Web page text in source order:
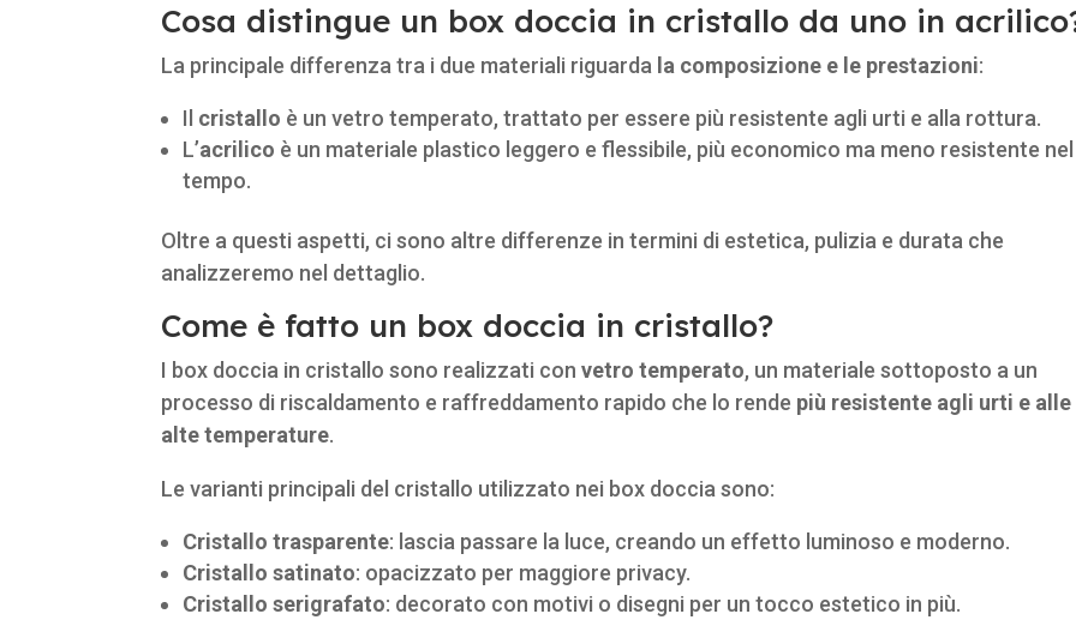
Cosa distingue un box doccia in cristallo da uno in
La principale differenza tra i due materiali riguarda la composizione e le prestazioni:
Il cristallo è un vetro temperato, trattato per essere più resistente agli urti e alla rottura.
L’acrilico è un materiale plastico leggero e flessibile, più economico ma meno resistente nel
tempo.
Oltre a questi aspetti, ci sono altre differenze in termini di estetica, pulizia e durata che
analizzeremo nel dettaglio.
Come è fatto un box doccia in cristallo?
I box doccia in cristallo sono realizzati convetro temperato, un materiale sottoposto a un
processo di riscaldamento e raffreddamento rapido che lo rende più resistente agli urti e alle
alte temperature.
Le varianti principali del cristallo utilizzato nei box doccia sono:
Cristallo trasparente: lascia passare la luce, creando un effetto luminoso e moderno.
Cristallo satinato: opacizzato per maggiore privacy.
Cristallo serigrafato: decorato con motivi o disegni per un tocco estetico in più.